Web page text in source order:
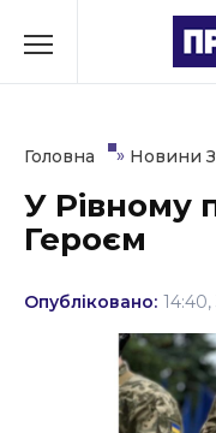
до
Культура
Освіта
Політика
Головна » Новини
У Рівному
Героєм
Опубліковано: